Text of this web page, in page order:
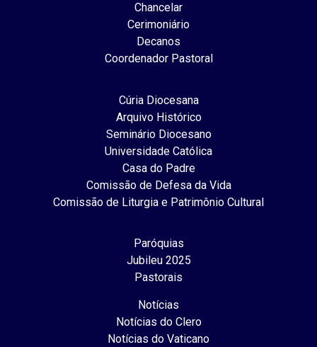
Chancelar
Cerimoniário
Decanos
Coordenador Pastoral
Cúria Diocesana
Arquivo Histórico
Seminário Diocesano
Universidade Católica
Casa do Padre
Comissão de Defesa da Vida
Comissão de Liturgia e Patrimônio Cultural
Paróquias
Jubileu 2025
Pastorais
Notícias
Notícias do Clero
Notícias do Vaticano